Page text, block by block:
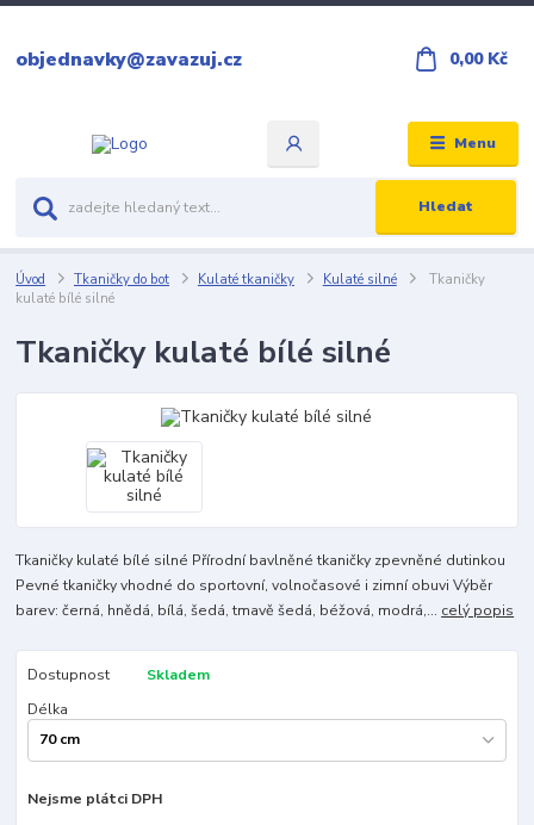
Menu
Hledat
objednavky@zavazuj.cz 0,00 Kč
Úvod Tkaničky do bot Kulaté tkaničky Kulaté silné
Tkaničky
kulaté bílé silné
Tkaničky kulaté bílé silné
Tkaničky kulaté bílé silné Přírodní bavlněné tkaničky zpevněné dutinkou
Pevné tkaničky vhodné do sportovní, volnočasové i zimní obuvi Výběr
barev: černá, hnědá, bílá, šedá, tmavě šedá, béžová, modrá,... celý popis
Dostupnost
Skladem
Délka
Nejsme plátci DPH